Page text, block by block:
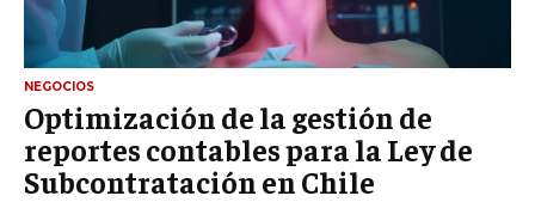
NEGOCIOS
Optimización de la gestión de
reportes contables para la Ley de
Subcontratación en Chile